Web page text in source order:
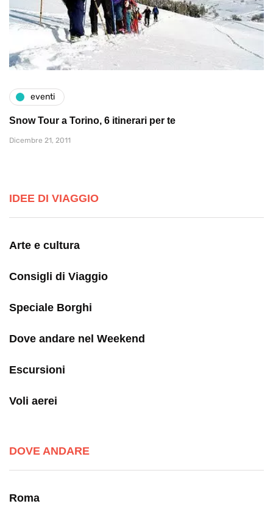
eventi
Snow Tour a Torino, 6 itinerari per te
Dicembre 21, 2011
IDEE DI VIAGGIO
Arte e cultura
Consigli di Viaggio
Speciale Borghi
Dove andare nel Weekend
Escursioni
Voli aerei
DOVE ANDARE
Roma